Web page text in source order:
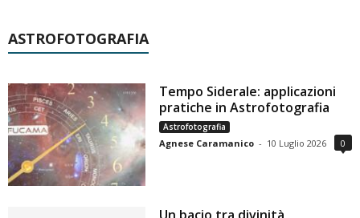
ASTROFOTOGRAFIA
Tempo Siderale: applicazioni
pratiche in Astrofotografia
Astrofotografia
Agnese Caramanico - 10 Luglio 2026 0